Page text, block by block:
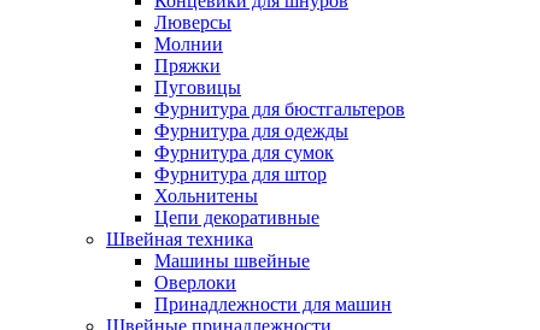
Люверсы
Молнии
Пряжки
Пуговицы
Фурнитура для бюстгальтеров
Фурнитура для одежды
Фурнитура для сумок
Фурнитура для штор
Хольнитены
Цепи декоративные
Швейная техника
Машины швейные
Оверлоки
Принадлежности для машин
Швейные принадлежности